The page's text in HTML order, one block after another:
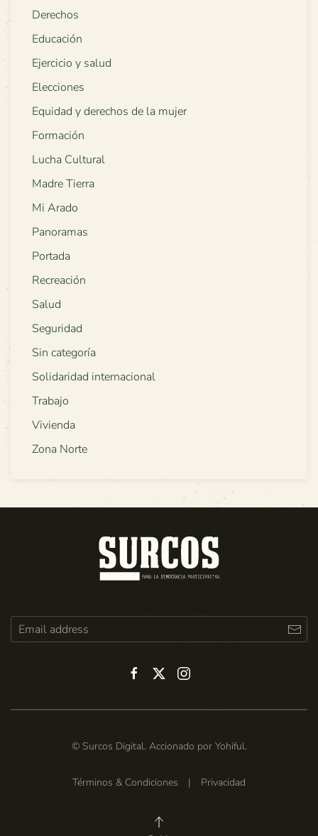
Derechos
Educación
Ejercicio y salud
Elecciones
Equidad y derechos de la mujer
Formación
Lucha Cultural
Madre Tierra
Mi Arado
Panoramas
Portada
Recreación
Salud
Seguridad
Sin categoría
Solidaridad internacional
Trabajo
Vivienda
Zona Norte
© Surcos Digital. Accionado por Yohiful.
Términos & Condiciones | Privacidad